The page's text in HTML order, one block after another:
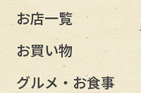
お店一覧
お買い物
グルメ・お食事